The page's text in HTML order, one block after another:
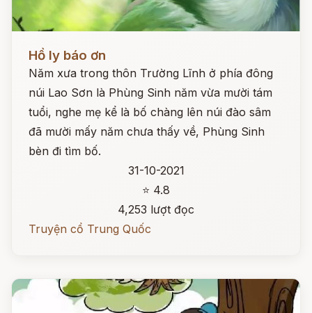
Đọc ngay
Hồ ly báo ơn
Năm xưa trong thôn Trường Lĩnh ở phía đông
núi Lao Sơn là Phùng Sinh năm vừa mười tám
tuổi, nghe mẹ kể là bố chàng lên núi đào sâm
đã mười mấy năm chưa thấy về, Phùng Sinh
bèn đi tìm bố.
31-10-2021
⭐ 4.8
4,253 lượt đọc
Truyện cổ Trung Quốc